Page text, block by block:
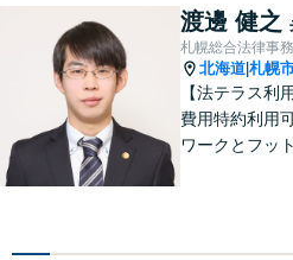
に対応するこ
ます。気軽に
士を目指して
悩みの方はぜ
い。
渡邊 健之
札幌総合法律事
北海道 札幌
【法テラス利
費用特約利用
ワークとフッ
もっと身近な